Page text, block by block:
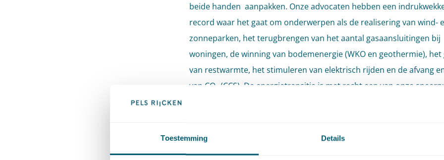
Toestemming Details
beide handen aanpakken. Onze advocaten hebben een
record waar het gaat om onderwerpen als de realisering van wind-
zonneparken, het terugbrengen van het aantal gasaansluitingen bij
woningen, de winning van bodemenergie (WKO en geothermie),
van restwarmte, het stimuleren van elektrisch rijden en de afvang
van CO₂ (CCS). De energietransitie is met recht een van onze
vragen dan ook om maatschappelijke en bestuurlijke sensitiviteit. Als